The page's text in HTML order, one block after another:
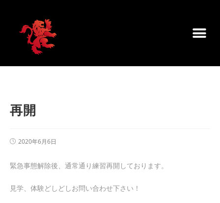
再開
2020年6月6日
緊急事態解除後、通常通り練習再開しております。
見学、体験どしどしお問い合わせ下さい！